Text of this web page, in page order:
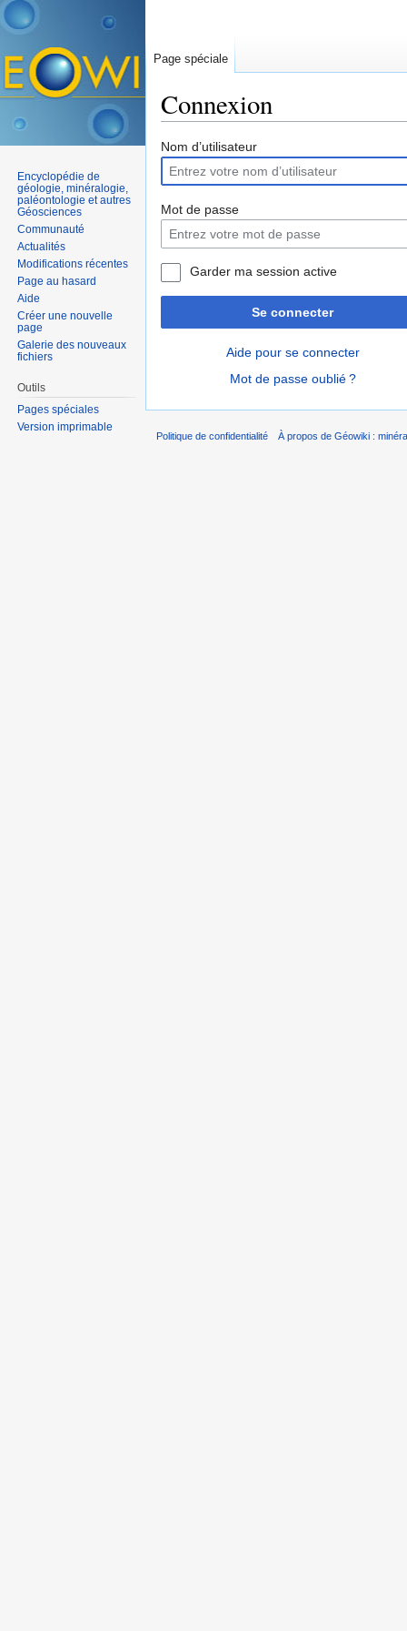
Connexion
Nom d’utilisateur
Mot de passe
Garder ma session active
Se connecter
Aide pour se connecter
Mot de passe oublié ?
Page spéciale
Encyclopédie de
géologie, minéralogie,
paléontologie et autres
Géosciences
Communauté
Actualités
Modifications récentes
Page au hasard
Aide
Créer une nouvelle
page
Galerie des nouveaux
fichiers
Outils
Pages spéciales
Version imprimable
Politique de confidentialité À propos de Géowiki :